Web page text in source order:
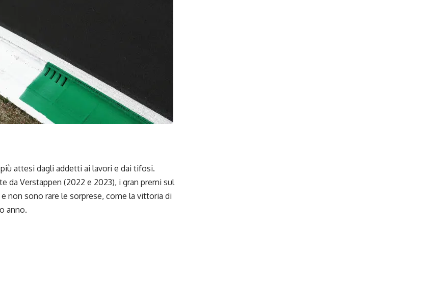
attesi dagli addetti ai lavori e dai tifosi.
da Verstappen (2022 e 2023), i gran premi sul
non sono rare le sorprese, come la vittoria di
anno.